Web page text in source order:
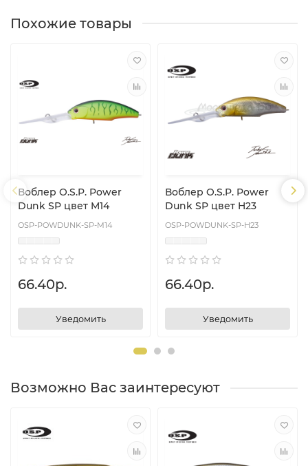
Похожие товары
Воблер O.S.P. Power
Dunk SP цвет M14
OSP-POWDUNK-SP-M14
66.40р.
Уведомить
Воблер O.S.P. Power
Dunk SP цвет H23
OSP-POWDUNK-SP-H23
66.40р.
Уведомить
Возможно Вас заинтересуют